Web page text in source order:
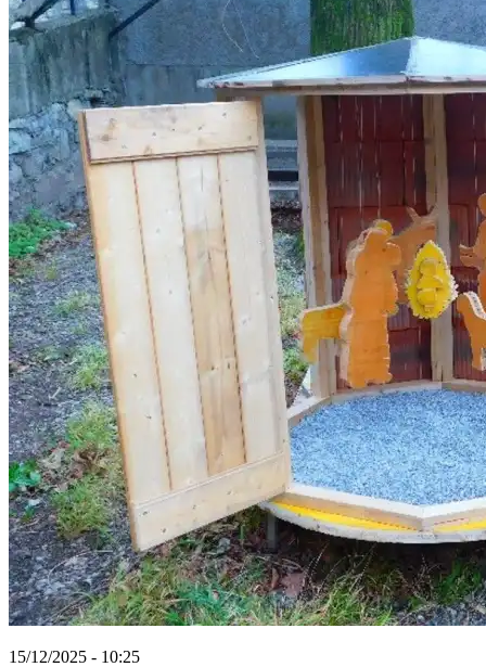
15/12/2025 - 10:25